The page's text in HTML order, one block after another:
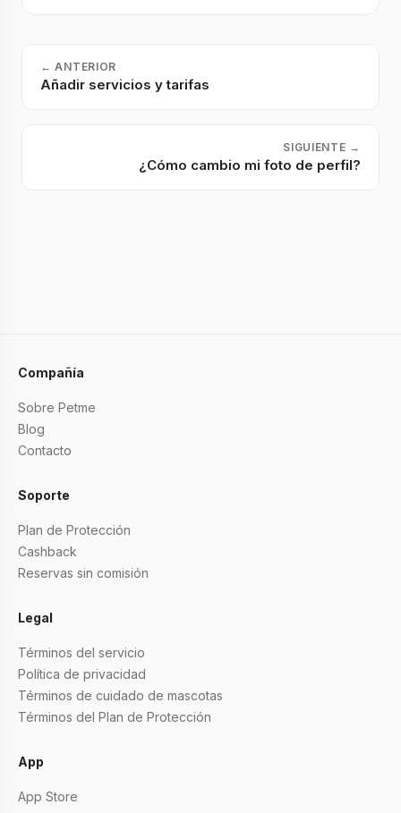
←ANTERIOR
Añadir servicios y tarifas
SIGUIENTE →
¿Cómo cambio mi foto de perfil?
Compañía
Sobre Petme
Blog
Contacto
Soporte
Plan de Protección
Cashback
Reservas sin comisión
Legal
Términos del servicio
Política de privacidad
Términos de cuidado de mascotas
Términos del Plan de Protección
App
App Store